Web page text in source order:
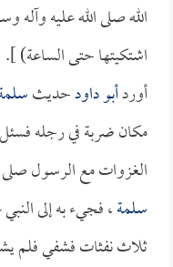
الله صلى الله عليه وآله
اشتكيتها حتى الساعة) ].
أوردأبو داودحديث
مكان ضربة في رجله
الغزوات مع الرسول
سلمة، فجيء به إلى
ثلاث نفثات فشفي فلم